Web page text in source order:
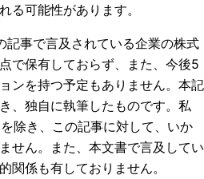
る可能性があります。
記事で言及されている企業の株式
で保有しておらず、また、今後5
ンを持つ予定もありません。 本記
、独自に執筆したものです。私
除き、この記事に対して、いか
せん。また、本文書で言及してい
関係も有しておりません。